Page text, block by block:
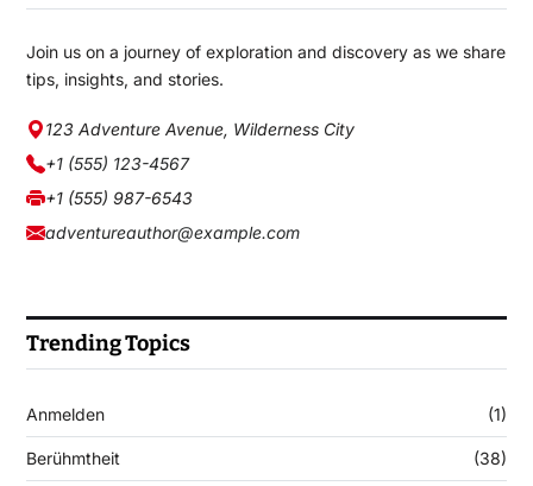
Join us on a journey of exploration and discovery as we share
tips, insights, and stories.
123 Adventure Avenue, Wilderness City
+1 (555) 123-4567
+1 (555) 987-6543
adventureauthor@example.com
Trending Topics
Anmelden (1)
Berühmtheit (38)